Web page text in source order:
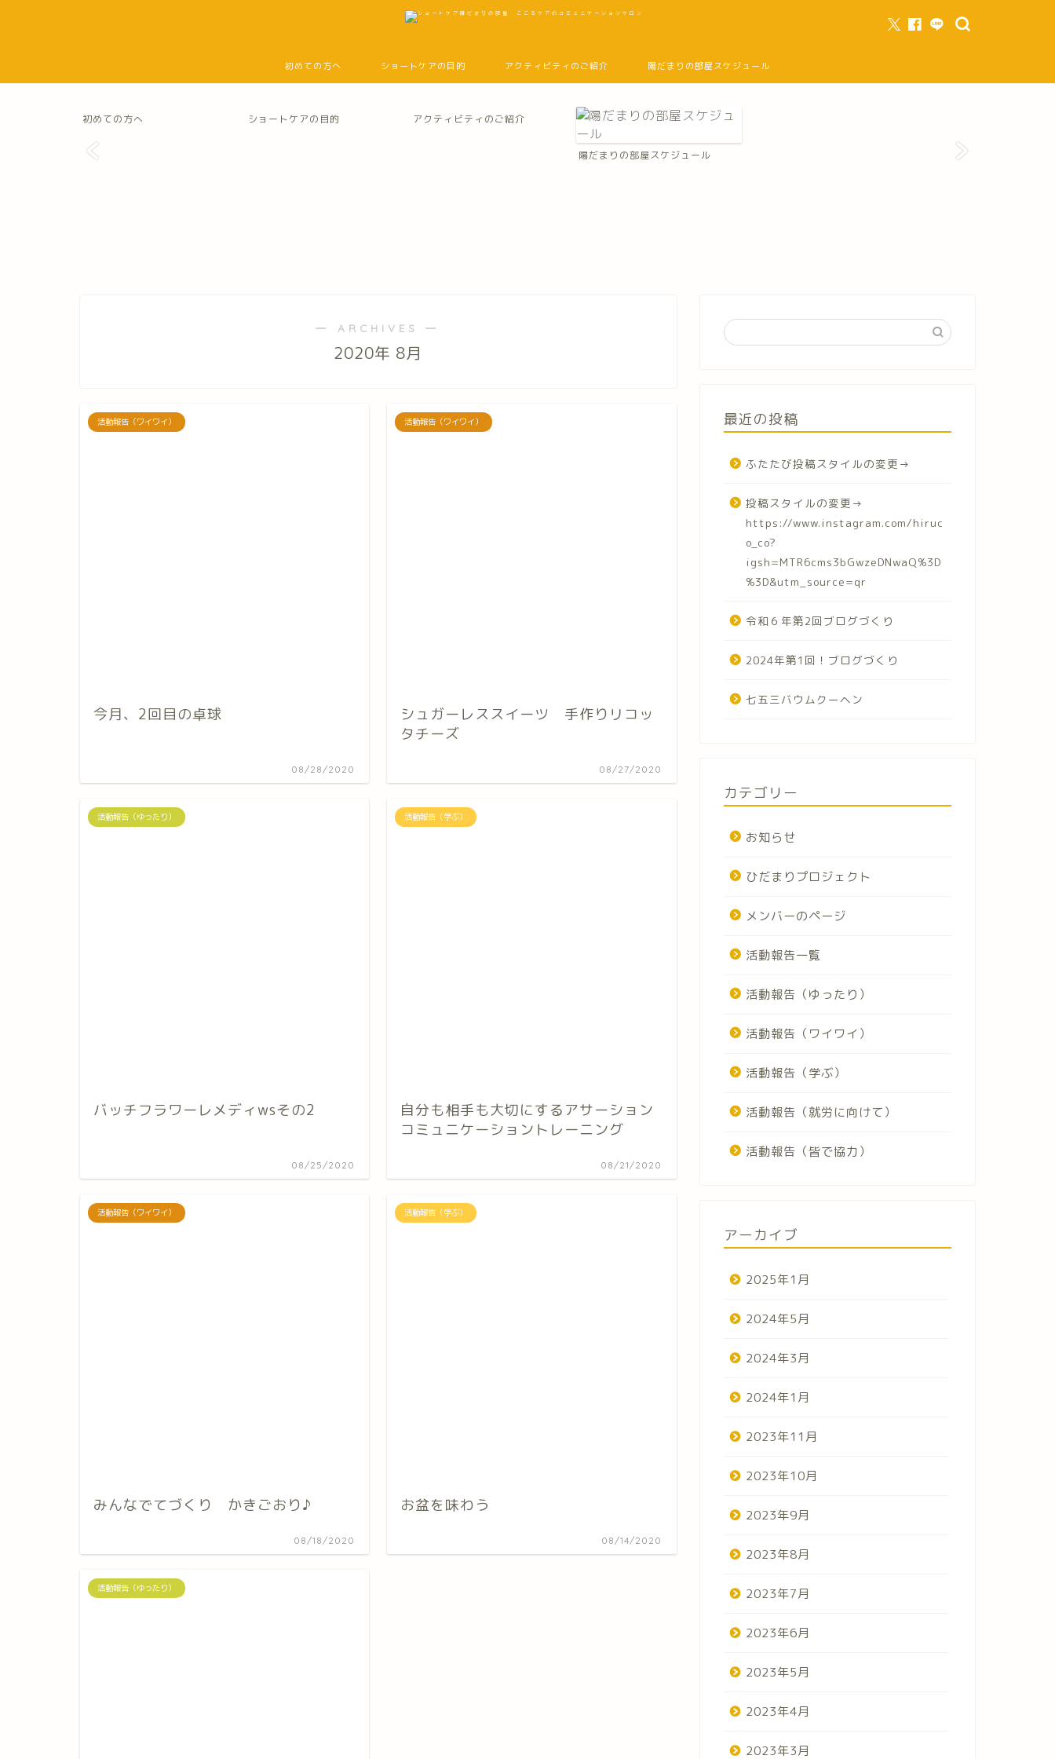
初めての方へ ショートケアの目的 アクティビティのご紹介 陽だまりの部屋スケジュール
初めての方へ ショートケアの目的 アクティビティのご紹介
陽だまりの部屋スケジュール
― ARCHIVES ―
2020年 8月
活動報告（ワイワイ）
今月、2回目の卓球
08/28/2020
活動報告（ワイワイ）
シュガーレススイーツ 手作りリコッ
タチーズ
08/27/2020
活動報告（ゆったり）
バッチフラワーレメディwsその2
08/25/2020
活動報告（学ぶ）
自分も相手も大切にするアサーション
コミュニケーショントレーニング
08/21/2020
活動報告（ワイワイ）
みんなでてづくり かきごおり♪
08/18/2020
活動報告（学ぶ）
お盆を味わう
08/14/2020
活動報告（ゆったり）
最近の投稿
ふたたび投稿スタイルの変更→
投稿スタイルの変更→
https://www.instagram.com/hiruc
o_co?
igsh=MTR6cms3bGwzeDNwaQ%3D
%3D&utm_source=qr
令和６年第2回ブログづくり
2024年第1回！ブログづくり
七五三バウムクーヘン
カテゴリー
お知らせ
ひだまりプロジェクト
メンバーのページ
活動報告一覧
活動報告（ゆったり）
活動報告（ワイワイ）
活動報告（学ぶ）
活動報告（就労に向けて）
活動報告（皆で協力）
アーカイブ
2025年1月
2024年5月
2024年3月
2024年1月
2023年11月
2023年10月
2023年9月
2023年8月
2023年7月
2023年6月
2023年5月
2023年4月
2023年3月